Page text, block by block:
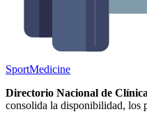
SportMedicine
Directorio Nacional de
consolida la disponibilidad, los